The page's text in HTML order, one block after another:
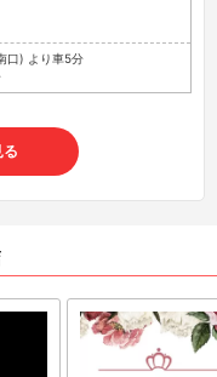
口) より車5分
る